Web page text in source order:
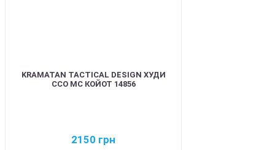
KRAMATAN TACTICAL DESIGN ХУДИ
ССО МС КОЙОТ 14856
2150 грн